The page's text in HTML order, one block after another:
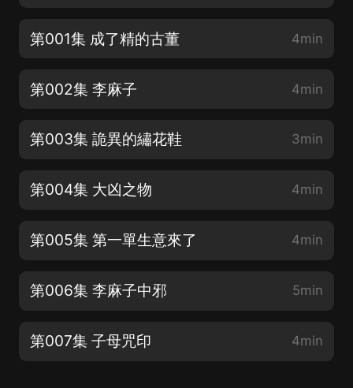
第001集 成了精的古董 4min
第002集 李麻子 4min
第003集 詭異的繡花鞋 3min
第004集 大凶之物 4min
第005集 第一單生意來了 4min
第006集 李麻子中邪 5min
第007集 子母咒印 4min